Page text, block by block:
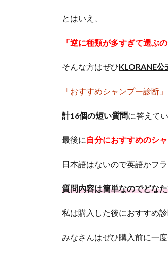
とはいえ、
「逆に種類が多すぎて選ぶ
そんな方はぜひKLORANE公
「おすすめシャンプー診断」
計16個の短い質問に答えて
最後に 自分におすすめのシ
日本語はないので英語かフ
質問内容は簡単なのでどな
私は購入した後におすすめ
みなさんはぜひ購入前に一